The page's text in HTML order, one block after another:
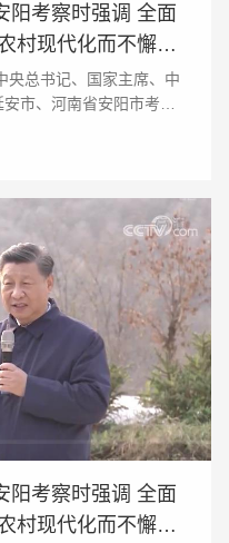
阳考察时强调 全面
村现代化而不懈奋
央总书记、国家主席、中
市、河南省安阳市考察
二十大精神，坚
阳考察时强调 全面
村现代化而不懈奋